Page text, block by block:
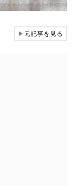
▶元記事を見る